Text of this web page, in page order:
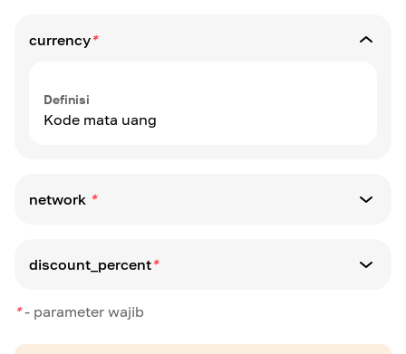
currency*
Definisi
Kode mata uang
network *
Kode jaringan Blockchain
discount_percent*
Definisi
*- parameter wajib